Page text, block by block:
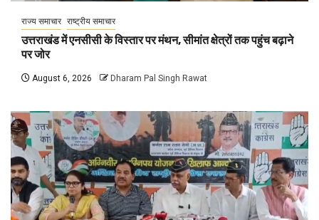
राज्य समाचार राष्ट्रीय समाचार
उत्तराखंड में एनसीसी के विस्तार पर मंथन, सीमांत क्षेत्रों तक पहुंच बढ़ाने
पर जोर
August 6, 2026 Dharam Pal Singh Rawat